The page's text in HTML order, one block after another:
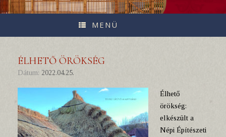
MENÜ
ÉLHETŐ ÖRÖKSÉG
Dátum: 2022.04.25.
Élhető
örökség:
elkészült a
Népi Építészeti